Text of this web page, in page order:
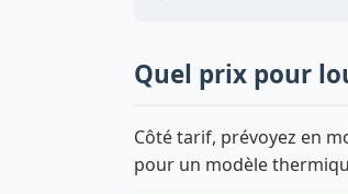
Quel prix pour
Côté tarif, prévoyez en
pour un modèle